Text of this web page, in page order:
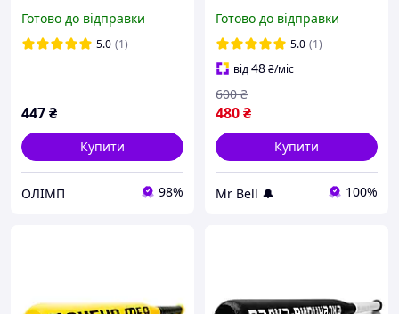
Готово до відправки
5.0 (1)
447₴
Купити
ОЛІМП 98%
Готово до відправки
5.0 (1)
від48₴/міс
480₴
600 ₴
Купити
Mr Bell 🔔 100%